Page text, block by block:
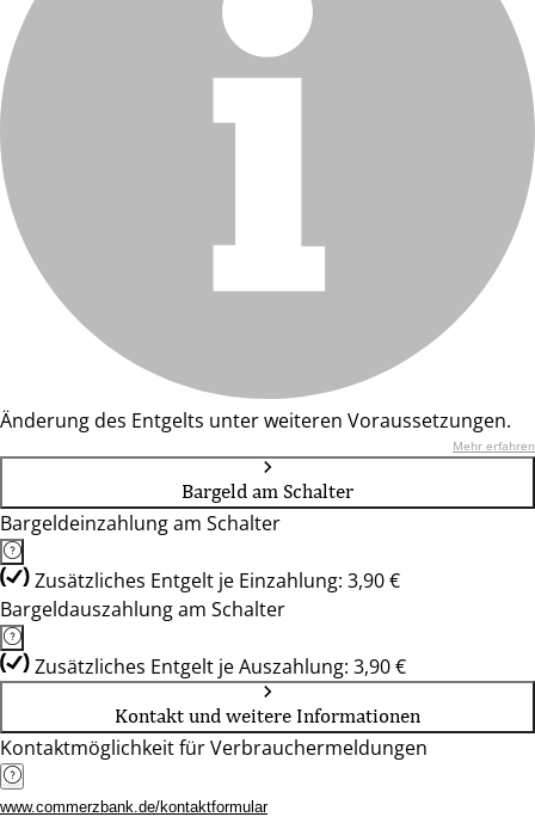
Änderung des Entgelts unter weiteren Voraussetzungen.
Mehr erfahren
Bargeld am Schalter
Bargeldeinzahlung am Schalter
Zusätzliches Entgelt je Einzahlung: 3,90 €
Bargeldauszahlung am Schalter
Zusätzliches Entgelt je Auszahlung: 3,90 €
Kontakt und weitere Informationen
Kontaktmöglichkeit für Verbrauchermeldungen
www.commerzbank.de/kontaktformular